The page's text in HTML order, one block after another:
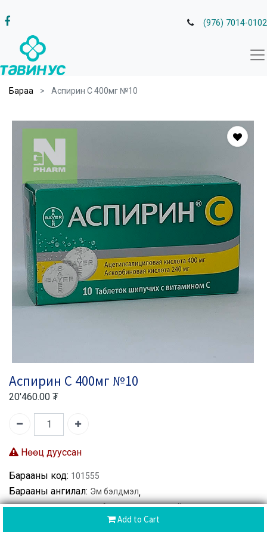
(976) 7014-0102
Бараа Аспирин С 400мг №10
Add to Cart
Аспирин С 400мг №10
20'460.00 ₮
Нөөц дууссан
Барааны код: 101555
Барааны ангилал: Эм бэлдмэл,
Өвдөлт намдаах, халуун бууруулах, үрэвслийн эсрэг